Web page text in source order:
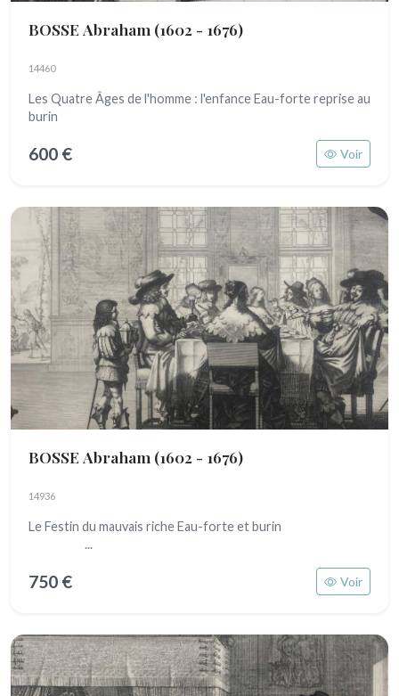
BOSSE Abraham (1602 - 1676)
14460
Les Quatre Âges de l'homme : l'enfance Eau-forte reprise au
burin
600 € Voir
BOSSE Abraham (1602 - 1676)
14936
Le Festin du mauvais riche Eau-forte et burin
...
750 € Voir